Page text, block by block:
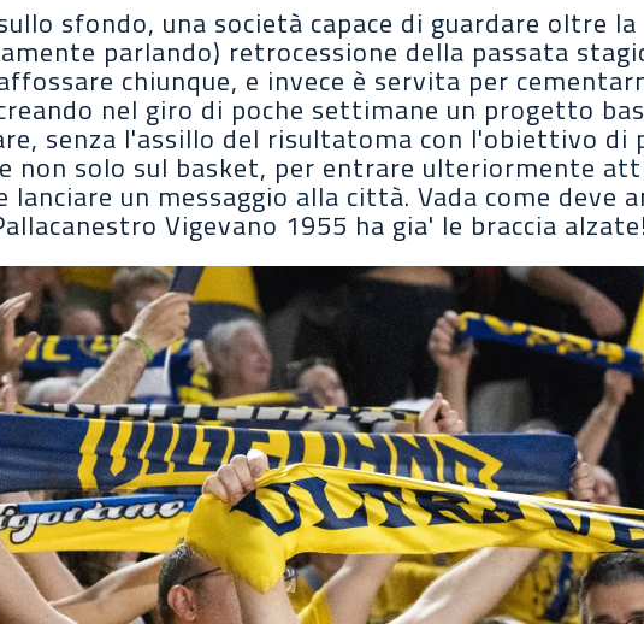
sfondo, una società capace di guardare oltre
parlando) retrocessione della passata
chiunque, e invece è servita per
nel giro di poche settimane un progetto
senza l'assillo del risultatoma con l'obiettivo di
non solo sul basket, per entrare ulteriormente
lanciare un messaggio alla città. Vada come deve
Vigevano 1955 ha gia' le braccia alzate!